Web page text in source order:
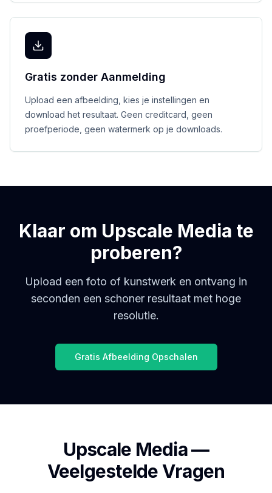
Gratis zonder Aanmelding
Upload een afbeelding, kies je instellingen en
download het resultaat. Geen creditcard, geen
proefperiode, geen watermerk op je downloads.
Klaar om Upscale Media te
proberen?
Upload een foto of kunstwerk en ontvang in
seconden een schoner resultaat met hoge
resolutie.
Gratis Afbeelding Opschalen
Upscale Media —
Veelgestelde Vragen